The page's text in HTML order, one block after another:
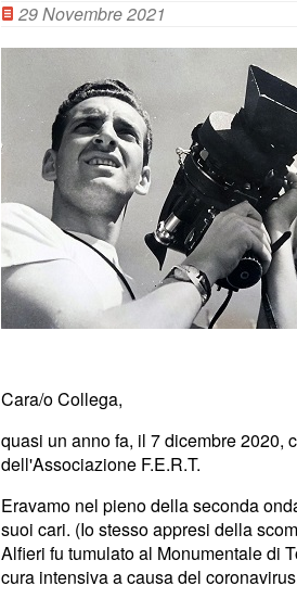
29 Novembre 2021
Cara/o Collega,
quasi un anno fa, il 7 dicembre 2020,
dell'Associazione F.E.R.T.
Eravamo nel pieno della seconda
suoi cari. (Io stesso appresi della
Alfieri fu tumulato al Monumentale di
cura intensiva a causa del